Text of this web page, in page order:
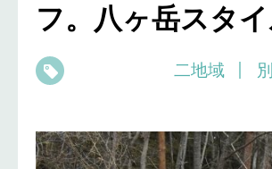
フ。八ヶ岳スタ
二地域